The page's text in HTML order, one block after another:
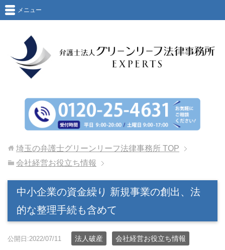
メニュー
埼玉の弁護士グリーンリーフ法律事務所 TOP
会社経営お役立ち情報
中小企業の資金繰り 新規事業の創出、法
的な整理手続も含めて
公開日:2022/07/11 法人破産 会社経営お役立ち情報